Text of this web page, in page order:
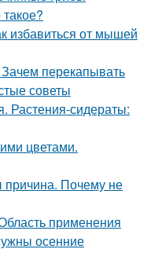
избавиться от мышей
перекапывать
советы
Растения-сидераты:
цветами.
причина. Почему не
применения
осенние